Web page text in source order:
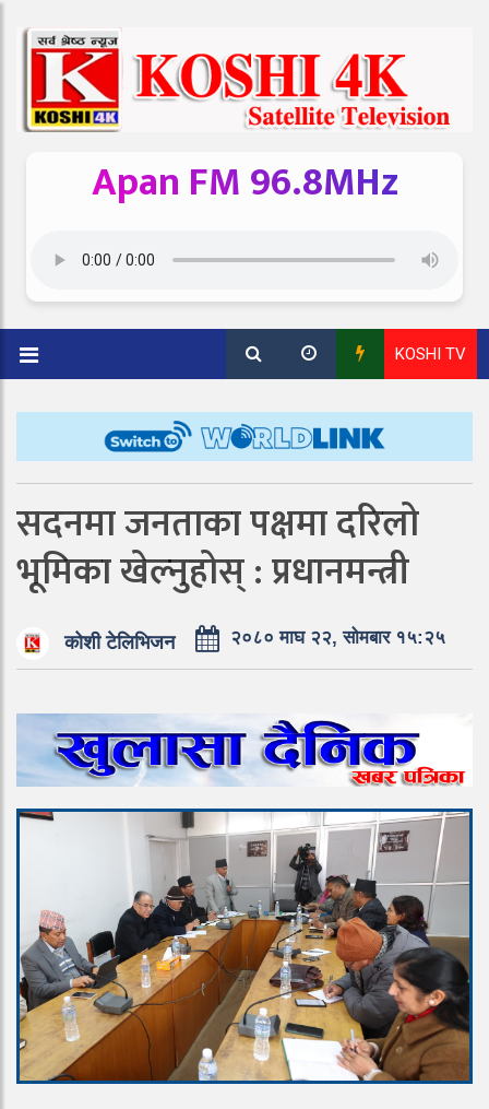
Apan FM 96.8MHz
KOSHI TV
सदनमा जनताका पक्षमा दरिलो
भूमिका खेल्नुहोस् : प्रधानमन्त्री
कोशी टेलिभिजन २०८० माघ २२, सोमबार १५:२५